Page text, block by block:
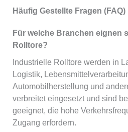
Häufig Gestellte Fragen (FAQ)
Für welche Branchen eignen
Rolltore?
Industrielle Rolltore werden in
Logistik,
Automobilherstellung und
verbreitet eingesetzt und sind
geeignet, die hohe
Zugang erfordern.